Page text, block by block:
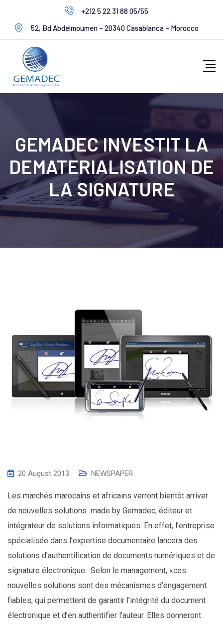
+212 5 22 31 88 05/55
52, Bd Abdelmoumen – 20340 Casablanca – Morocco
GEMADEC INVESTIT LA
DEMATERIALISATION DE
LA SIGNATURE
20 August 2013 NEWSPAPER
Les marchés marocains et africains verront bientôt arriver
de nouvelles solutions made by Gemadec, éditeur et
intégrateur de solutions informatiques. En effet, l’entreprise
spécialisée dans l’expertise documentaire lancera des
solutions d’authentification de documents numériques et de
signature électronique. Selon le management, «ces
nouvelles solutions sont des mécanismes d’engagement
fiables, qui permettent de garantir l’intégrité du document
électronique et d’en authentifier l’auteur. Elles donneront